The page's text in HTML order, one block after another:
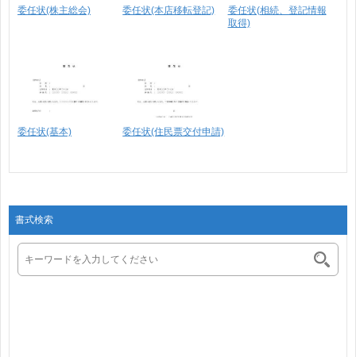
委任状(株主総会) 委任状(本店移転登記)
委任状(相続、登記情報
取得)
委任状(基本) 委任状(住民票交付申請)
書式検索